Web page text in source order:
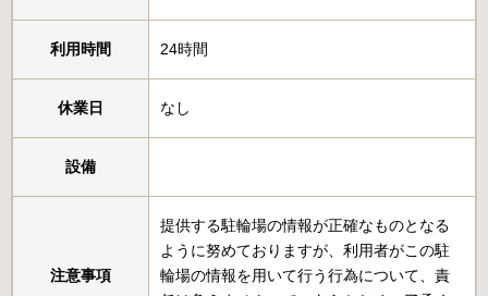
利用時間 24時間
休業日 なし
設備
注意事項
提供する駐輪場の情報が正確なものとなる
ように努めておりますが、利用者がこの駐
輪場の情報を用いて行う行為について、責